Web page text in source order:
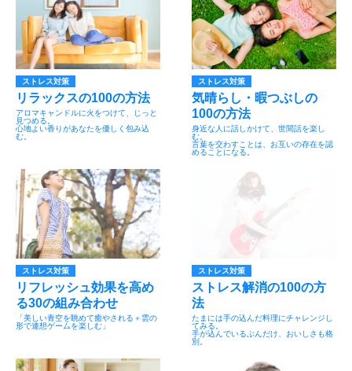
ストレス対策
リラックスの100の方法
アロマキャンドルに火をつけて、じっと
見つめる。
心地よい香りがあなたを優しく包み込
む。
ストレス対策
気晴らし・暇つぶしの
100の方法
身近な人に話しかけて、世間話を楽し
む。
言葉を交わすことは、お互いの存在を認
めることになる。
ストレス対策
リフレッシュ効果を高め
る30の組み合わせ
「美しい青空を眺めて癒やされる＋雲の
形で連想ゲームを楽しむ」
ストレス対策
ストレス解消の100の方
法
たまには手の込んだ料理にチャレンジし
てみる。
手が込んでいるぶんだけ、おいしさも格
別。